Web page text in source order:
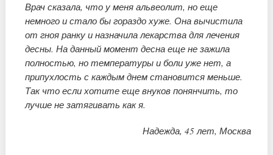
Врач сказала, что у меня альвеолит, но еще
немного и стало бы гораздо хуже. Она вычистила
от гноя ранку и назначила лекарства для лечения
десны. На данный момент десна еще не зажила
полностью, но температуры и боли уже нет, а
припухлость с каждым днем становится меньше.
Так что если хотите еще внуков понянчить, то
лучше не затягивать как я.
Надежда, 45 лет, Москва